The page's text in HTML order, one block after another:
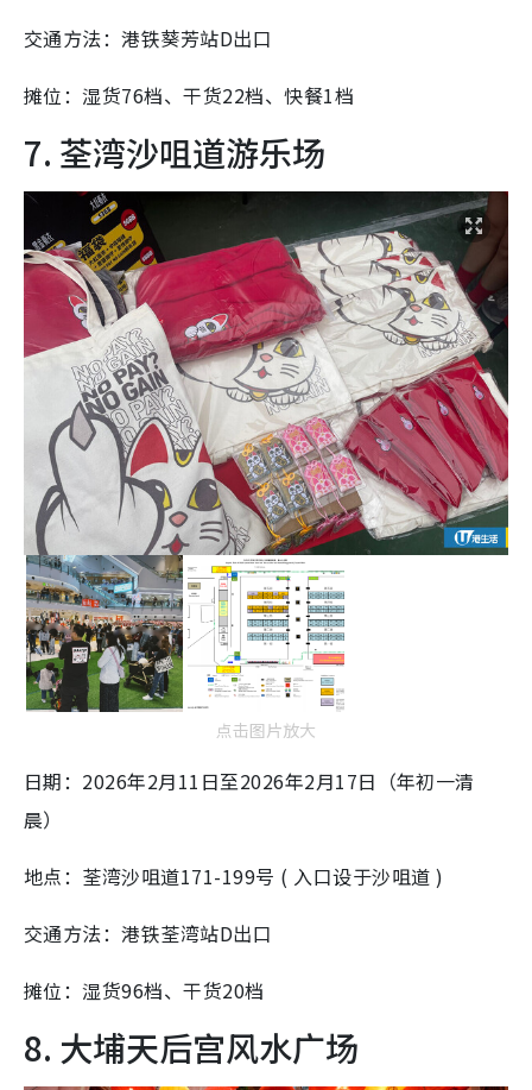
交通方法：港铁葵芳站D出口
摊位：湿货76档、干货22档、快餐1档
7. 荃湾沙咀道游乐场
点击图片放大
日期：2026年2月11日至2026年2月17日（年初一清
晨）
地点：荃湾沙咀道171-199号 ( 入口设于沙咀道 )
交通方法：港铁荃湾站D出口
摊位：湿货96档、干货20档
8. 大埔天后宫风水广场